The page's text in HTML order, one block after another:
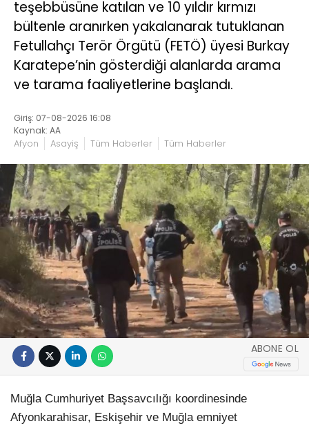
teşebbüsüne katılan ve 10 yıldır kırmızı
bültenle aranırken yakalanarak tutuklanan
Fetullahçı Terör Örgütü (FETÖ) üyesi Burkay
Karatepe’nin gösterdiği alanlarda arama
ve tarama faaliyetlerine başlandı.
Giriş: 07-08-2026 16:08
Kaynak: AA
Afyon Asayiş Tüm Haberler Tüm Haberler
ABONE OL
Muğla Cumhuriyet Başsavcılığı koordinesinde
Afyonkarahisar, Eskişehir ve Muğla emniyet